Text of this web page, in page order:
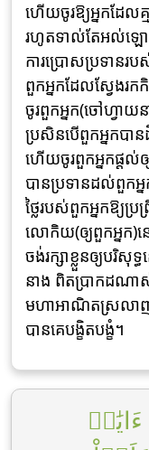
ហើយចូរឱ្យអ្នកដែលគ្ម
រហូតទាល់តែអល់ឡោ
ការប្រោសប្រទានរ
ពួកអ្នកដែលស្វែងរក
ចូរពួកអ្នក(ចៅហ្វា
ប្រសិនបើពួកអ្នកបា
ហើយចូរពួកអ្នកផ្តល់
បានប្រទានដល់ពួកអ្
ថ្លៃរបស់ពួកអ្នកឱ្យប្រ
លោកិយ(ឲ្យពួកអ្នក)
ចង់រក្សាខ្លួនឲ្យបរិ
នាង ពិតប្រាកដណ
មហាអាណិតស្រលាញ់
បានគេបង្ខិតបង្ខំ។